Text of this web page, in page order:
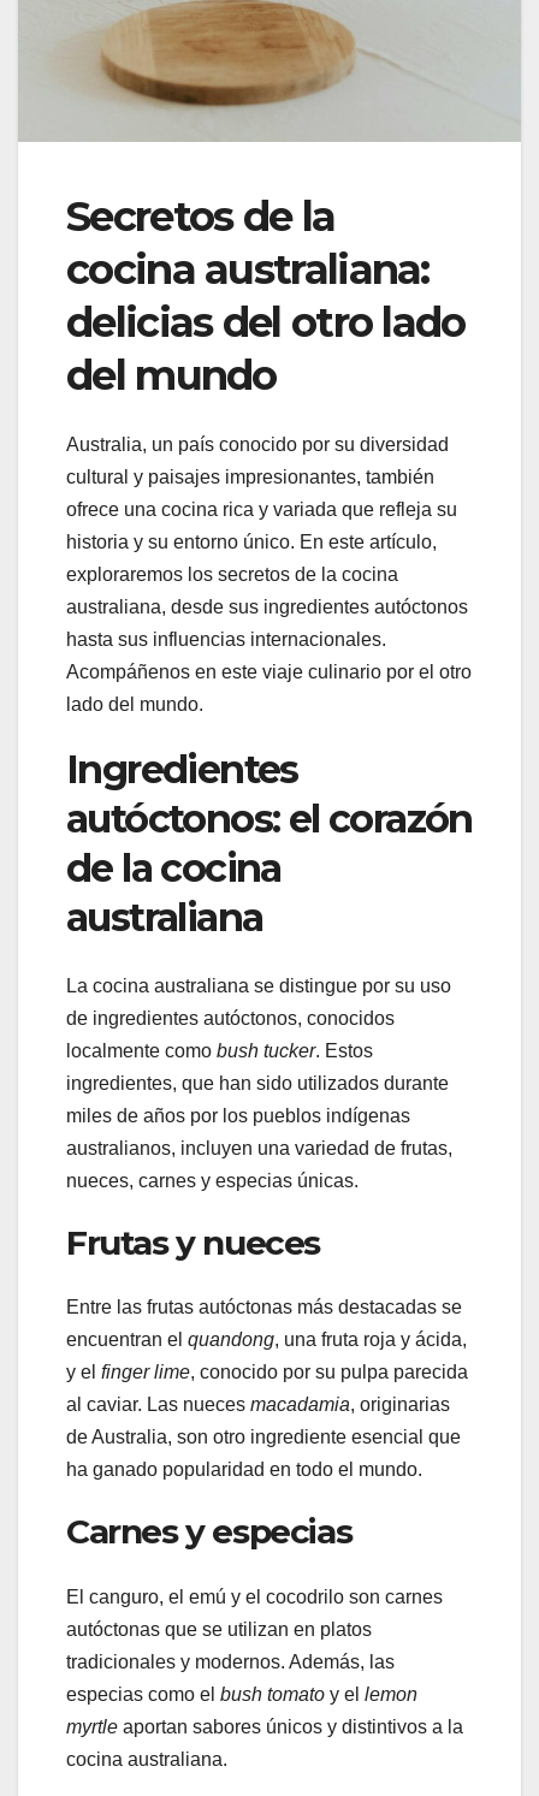
Secretos de la
cocina australiana:
delicias del otro lado
del mundo
Australia, un país conocido por su diversidad
cultural y paisajes impresionantes, también
ofrece una cocina rica y variada que refleja su
historia y su entorno único. En este artículo,
exploraremos los secretos de la cocina
australiana, desde sus ingredientes autóctonos
hasta sus influencias internacionales.
Acompáñenos en este viaje culinario por el otro
lado del mundo.
Ingredientes
autóctonos: el corazón
de la cocina
australiana
La cocina australiana se distingue por su uso
de ingredientes autóctonos, conocidos
localmente como bush tucker. Estos
ingredientes, que han sido utilizados durante
miles de años por los pueblos indígenas
australianos, incluyen una variedad de frutas,
nueces, carnes y especias únicas.
Frutas y nueces
Entre las frutas autóctonas más destacadas se
encuentran el quandong, una fruta roja y ácida,
y el finger lime, conocido por su pulpa parecida
al caviar. Las nueces macadamia, originarias
de Australia, son otro ingrediente esencial que
ha ganado popularidad en todo el mundo.
Carnes y especias
El canguro, el emú y el cocodrilo son carnes
autóctonas que se utilizan en platos
tradicionales y modernos. Además, las
especias como el bush tomato y el lemon
myrtle aportan sabores únicos y distintivos a la
cocina australiana.